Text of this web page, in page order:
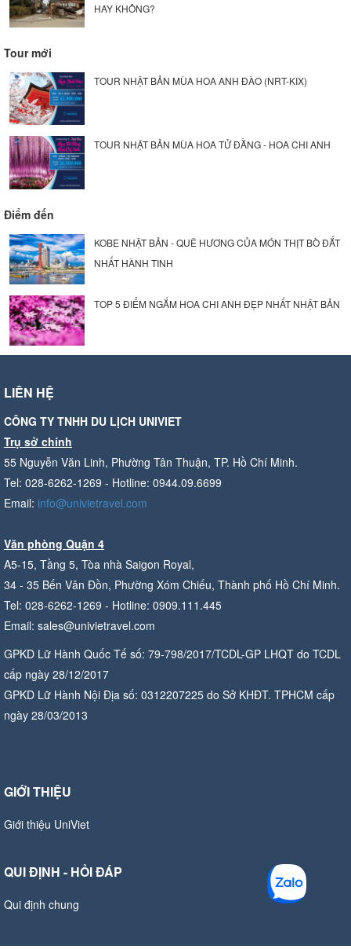
HAY KHÔNG?
Tour mới
TOUR NHẬT BẢN MÙA HOA ANH ĐÀO (NRT-KIX)
TOUR NHẬT BẢN MÙA HOA TỬ ĐẰNG - HOA CHI ANH
Điểm đến
KOBE NHẬT BẢN - QUÊ HƯƠNG CỦA MÓN THỊT BÒ ĐẮT
NHẤT HÀNH TINH
TOP 5 ĐIỂM NGẮM HOA CHI ANH ĐẸP NHẤT NHẬT BẢN
LIÊN HỆ
CÔNG TY TNHH DU LỊCH UNIVIET
Trụ sở chính
55 Nguyễn Văn Linh, Phường Tân Thuận, TP. Hồ Chí Minh.
Tel: 028-6262-1269 - Hotline: 0944.09.6699
Email: info@univietravel.com
Văn phòng Quận 4
A5-15, Tầng 5, Tòa nhà Saigon Royal,
34 - 35 Bến Vân Đồn, Phường Xóm Chiếu, Thành phố Hồ Chí Minh.
Tel: 028-6262-1269 - Hotline: 0909.111.445
Email: sales@univietravel.com
GPKD Lữ Hành Quốc Tế số: 79-798/2017/TCDL-GP LHQT do TCDL
cấp ngày 28/12/2017
GPKD Lữ Hành Nội Địa số: 0312207225 do Sở KHĐT. TPHCM cấp
ngày 28/03/2013
GIỚI THIỆU
Giới thiệu UniViet
QUI ĐỊNH - HỎI ĐÁP
Qui định chung